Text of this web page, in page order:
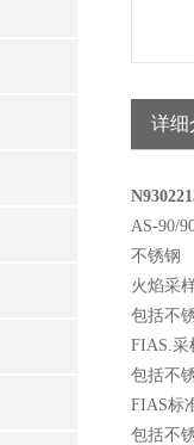
详细
AS-90/
不锈钢
火焰采
包括不
FIAS.采
包括不
FIAS标
包括不